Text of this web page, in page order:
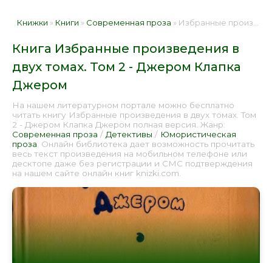
Книжки » Книги » Современная проза » Избранные произведения в двух томах. Том 2 - Джером Клапка Джером 📕 - Книга онлайн бесплатно
Книга Избранные произведения в
двух томах. Том 2 - Джером Клапка
Джером
На нашем литературном портале можно бесплатно
читать книгу Избранные произведения в двух томах. Том
2 - Джером Клапка Джером полная версия. Жанр:
Современная проза / Детективы / Юмористическая
проза . Онлайн библиотека дает возможность прочитать
весь текст произведения на мобильном телефоне или
десктопе даже без регистрации и СМС подтверждения
на нашем сайте онлайн книг knizki.com.